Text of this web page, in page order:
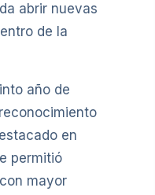
abrir nuevas
de la
año de
en
permitió
mayor